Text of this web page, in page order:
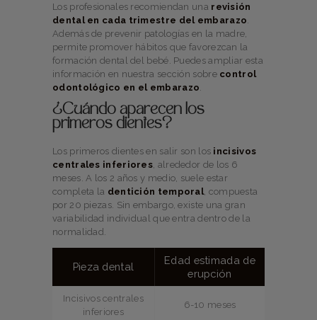
Los profesionales recomiendan una revisión
dental en cada trimestre del embarazo
Además de prevenir patologías en la madre,
permite promover hábitos que favorezcan la
formación dental del bebé. Puedes ampliar esta
información en nuestra sección sobre control
odontológico en el embarazo
¿Cuándo aparecen los
primeros dientes?
Los primeros dientes en salir son los incisivos
centrales inferiores , alrededor de los 6
meses. A los 2 años y medio, suele estar
completa la dentición temporal , compuesta
por 20 piezas. Sin embargo, existe una gran
variabilidad individual que entra dentro de la
normalidad.
Pieza dental
Edad estimada de
erupción
Incisivos centrales
inferiores
6-10 meses